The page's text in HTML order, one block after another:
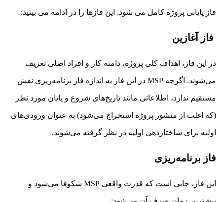
فاز پایانی پروژه کامل می شود. این فازها را در ادامه می بینید:
فاز آغازین
در این فاز، اهداف کلی پروژه، دامنه کار و افراد اصلی تعریف
می‌شوند. اگرچه MSP در این فاز به اندازه فاز برنامه‌ریزی نقش
مستقیم ندارد، اطلاعاتی مانند تاریخ‌های شروع و پایان مورد نظر
(که اغلب از منشور پروژه استخراج می‌شود) به عنوان ورودی‌های
اولیه برای ساختاردهی اولیه در نظر گرفته می‌شوند.
فاز برنامه‌ریزی
این فاز، جایی است که قدرت واقعی MSP شکوفا می‌شود و